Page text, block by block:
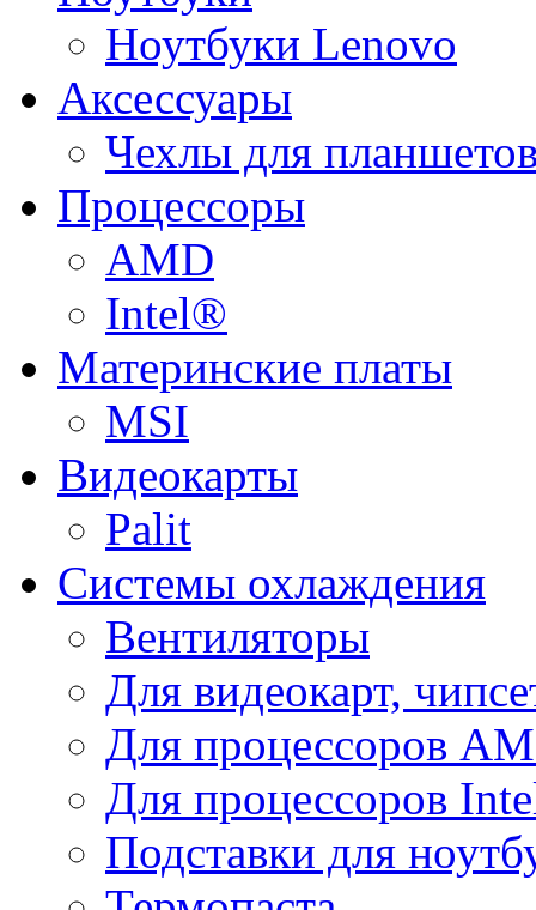
Ноутбуки Lenovo
Аксессуары
Чехлы для
Процессоры
AMD
Intel®
Материнские платы
MSI
Видеокарты
Palit
Системы охлаждения
Вентиляторы
Для видеокарт,
Для процессоров
Для процессоров
Подставки для